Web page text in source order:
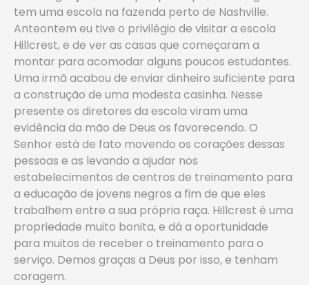
tem uma escola na fazenda perto de Nashville.
Anteontem eu tive o privilégio de visitar a escola
Hillcrest, e de ver as casas que começaram a
montar para acomodar alguns poucos estudantes.
Uma irmã acabou de enviar dinheiro suficiente para
a construção de uma modesta casinha. Nesse
presente os diretores da escola viram uma
evidência da mão de Deus os favorecendo. O
Senhor está de fato movendo os corações dessas
pessoas e as levando a ajudar nos
estabelecimentos de centros de treinamento para
a educação de jovens negros a fim de que eles
trabalhem entre a sua própria raça. Hillcrest é uma
propriedade muito bonita, e dá a oportunidade
para muitos de receber o treinamento para o
serviço. Demos graças a Deus por isso, e tenham
coragem.